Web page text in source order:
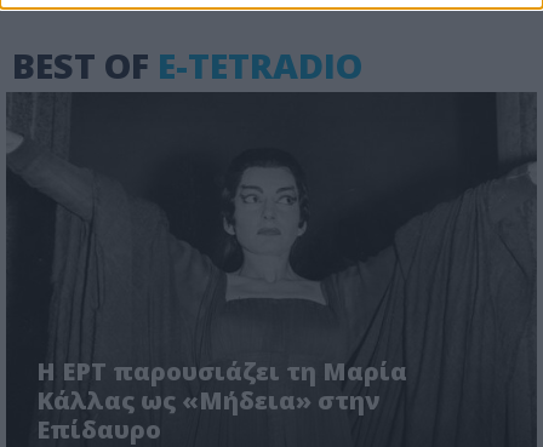
BEST OF E-TETRADIO
Η ΕΡΤ παρουσιάζει τη Μαρία
Κάλλας ως «Μήδεια» στην
Επίδαυρο